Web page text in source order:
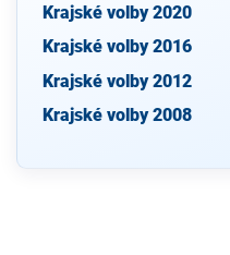
Krajské volby 2020
Krajské volby 2016
Krajské volby 2012
Krajské volby 2008